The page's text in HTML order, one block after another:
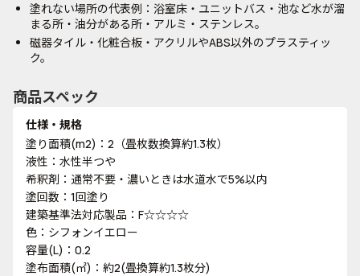
塗れない場所の代表例：浴室床・ユニットバス・池など水が溜
まる所・油分がある所・アルミ・ステンレス。
磁器タイル・化粧合板・アクリルやABS以外のプラスティッ
ク。
商品スペック
仕様・規格
塗り面積(m2)：2（畳枚数換算約1.3枚）
液性：水性半つや
希釈剤：通常不要・濃いときは水道水で5%以内
塗回数：1回塗り
建築基準法対応製品：F☆☆☆☆
色：シフォンイエロー
容量(L)：0.2
塗布面積(㎡)：約2(畳換算約1.3枚分)